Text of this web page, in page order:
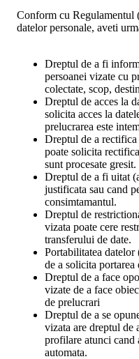
Conform cu
datelor personale, aveti
Dreptul de a fi
persoanei vizate cu
colectate, scop,
Dreptul de acces la
solicita acces la
prelucrarea este
Dreptul de a rectifica
poate solicita
sunt procesate gresit.
Dreptul de a fi uitat
justificata sau cand
consimtamantul.
Dreptul de
vizata poate cere
transferului de date.
Portabilitatea datelor
de a solicita
Dreptul de a face
vizate de a face
de prelucrari
Dreptul de a se
vizata are dreptul de
profilare atunci cand
automata.